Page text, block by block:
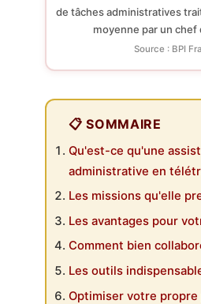
de tâches administratives
moyenne par un
Source : BPI
📋 SOMMAIRE
Qu'est-ce qu'une
administrative en
Les missions qu'elle
Les avantages pour
Comment bien
Les outils
Optimiser votre